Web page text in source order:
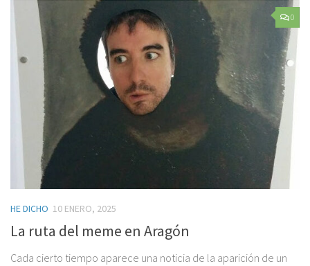
0
HE DICHO 10 ENERO, 2025
La ruta del meme en Aragón
Cada cierto tiempo aparece una noticia de la aparición de un